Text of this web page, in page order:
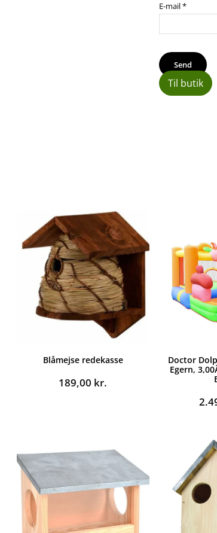
E-mail*
Til butik
Blåmejse redekasse
189,00 kr.
Doctor
Egern,